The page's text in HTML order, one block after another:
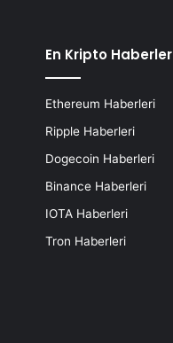
En Kripto Haberler
Ethereum Haberleri
Ripple Haberleri
Dogecoin Haberleri
Binance Haberleri
IOTA Haberleri
Tron Haberleri